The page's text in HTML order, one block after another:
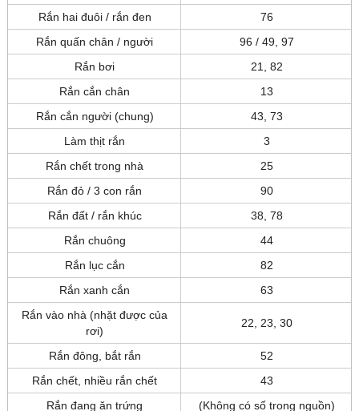
Rắn hai đuôi / rắn đen
76
Rắn quấn chân / người
96 / 49, 97
Rắn bơi
21, 82
Rắn cắn chân
13
Rắn cắn người (chung)
43, 73
Làm thịt rắn
3
Rắn chết trong nhà
25
Rắn đỏ / 3 con rắn
90
Rắn đất / rắn khúc
38, 78
Rắn chuông
44
Rắn lục cắn
82
Rắn xanh cắn
63
Rắn vào nhà (nhặt được của
rơi)
22, 23, 30
Rắn đông, bắt rắn
52
Rắn chết, nhiều rắn chết
43
Rắn đang ăn trứng
(Không có số trong nguồn)